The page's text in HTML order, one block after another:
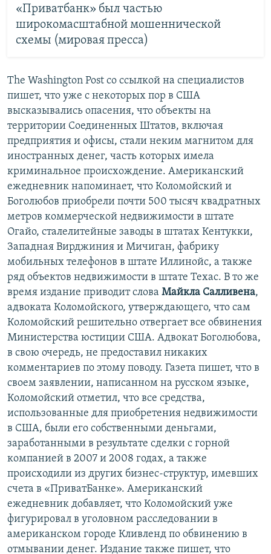
«Приватбанк» был частью
широкомасштабной мошеннической
схемы (мировая пресса)
The Washington Post со ссылкой на специалистов
пишет, что уже с некоторых пор в США
высказывались опасения, что объекты на
территории Соединенных Штатов, включая
предприятия и офисы, стали неким магнитом для
иностранных денег, часть которых имела
криминальное происхождение. Американский
ежедневник напоминает, что Коломойский и
Боголюбов приобрели почти 500 тысяч квадратных
метров коммерческой недвижимости в штате
Огайо, сталелитейные заводы в штатах Кентукки,
Западная Вирджиния и Мичиган, фабрику
мобильных телефонов в штате Иллинойс, а также
ряд объектов недвижимости в штате Техас. В то же
время издание приводит слова Майкла Салливена,
адвоката Коломойского, утверждающего, что сам
Коломойский решительно отвергает все обвинения
Министерства юстиции США. Адвокат Боголюбова,
в свою очередь, не предоставил никаких
комментариев по этому поводу. Газета пишет, что в
своем заявлении, написанном на русском языке,
Коломойский отметил, что все средства,
использованные для приобретения недвижимости
в США, были его собственными деньгами,
заработанными в результате сделки с горной
компанией в 2007 и 2008 годах, а также
происходили из других бизнес-структур, имевших
счета в «ПриватБанке». Американский
ежедневник добавляет, что Коломойский уже
фигурировал в уголовном расследовании в
американском городе Кливленд по обвинению в
отмывании денег. Издание также пишет, что